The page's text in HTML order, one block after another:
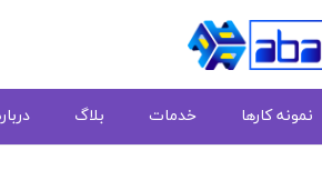
نمونه کارها خدمات بلاگ